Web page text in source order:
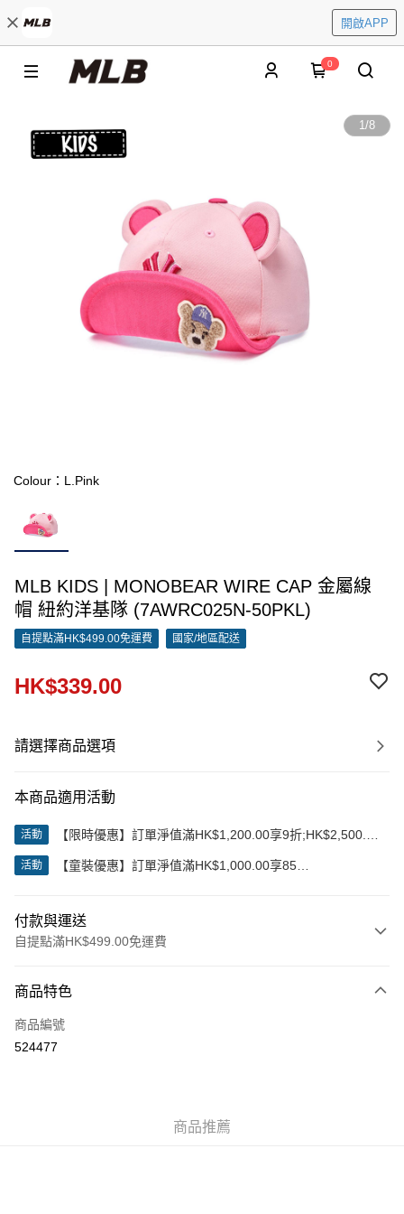
開啟APP
0
1/8
Colour：L.Pink
MLB KIDS | MONOBEAR WIRE CAP 金屬線
帽 紐約洋基隊 (7AWRC025N-50PKL)
自提點滿HK$499.00免運費 國家/地區配送
HK$339.00
請選擇商品選項
本商品適用活動
活動
【限時優惠】訂單淨值滿HK$1,200.00享9折;HK$2,500.00
活動
【童裝優惠】訂單淨值滿HK$1,000.00享85
付款與運送
自提點滿HK$499.00免運費
信用卡
Apple Pay
商品特色
商品編號
524477
商品推薦